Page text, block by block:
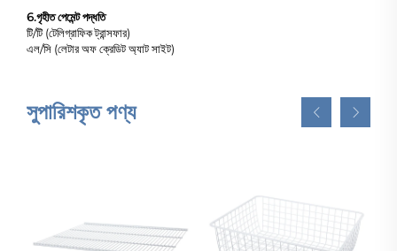
6.গৃহীত পেমেন্ট পদ্ধতি
টি/টি (টেলিগ্রাফিক ট্রান্সফার)
এল/সি (লেটার অফ ক্রেডিট অ্যাট সাইট)
সুপারিশকৃত পণ্য